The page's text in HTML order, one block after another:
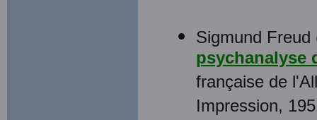
Sigmund
psychanalyse
française de
Impression,